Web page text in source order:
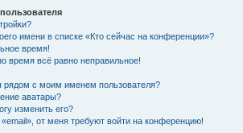
имени в списке «Кто сейчас на конференции»?
время!
время всё равно неправильное!
рядом с моим именем пользователя?
аватары?
изменить его?
от меня требуют войти на конференцию!